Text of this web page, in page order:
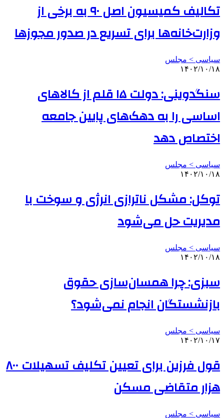
تکالیف کمیسیون اصل ۹۰ به برخی از
وزارت‌خانه‌ها برای تسریع در صدور مجوزها
سیاسی > مجلس
۱۴۰۲/۱۰/۱۸
سنگدوینی: دولت ۱۵ قلم از کالاهای
اساسی را به دهک‌های پایین جامعه
اختصاص دهد
سیاسی > مجلس
۱۴۰۲/۱۰/۱۸
توکل: مشکل ناترازی انرژی و سوخت با
مدیریت حل می‌شود
سیاسی > مجلس
۱۴۰۲/۱۰/۱۸
سبزی: چرا همسان‌سازی حقوق
بازنشستگان انجام نمی‌شود؟
سیاسی > مجلس
۱۴۰۲/۱۰/۱۷
قول فرزین برای تعیین تکلیف تسهیلات ۸۰۰
هزار متقاضی مسکن
سیاسی > مجلس